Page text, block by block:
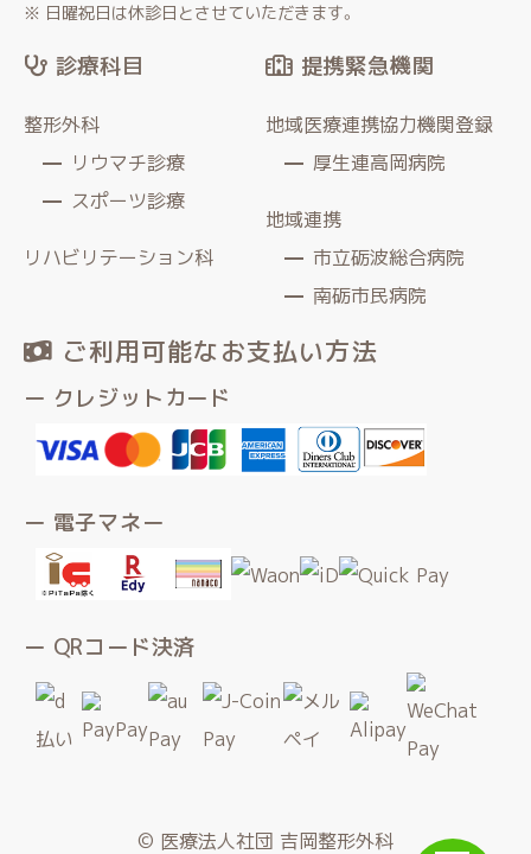
※ 日曜祝日は休診日とさせていただきます。
診療科目
整形外科
リウマチ診療
スポーツ診療
リハビリテーション科
提携緊急機関
地域医療連携協力機関登録
厚生連高岡病院
地域連携
市立砺波総合病院
南砺市民病院
ご利用可能なお支払い方法
ー クレジットカード
ー 電子マネー
ー QRコード決済
© 医療法人社団 吉岡整形外科